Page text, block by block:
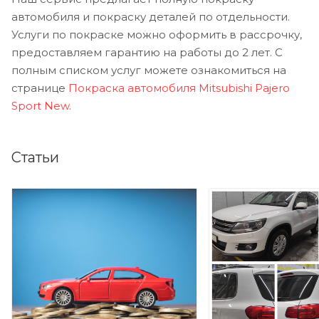
автомобиля и покраску деталей по отдельности.
Услуги по покраске можно оформить в рассрочку,
предоставляем гарантию на работы до 2 лет. С
полным списком услуг можете ознакомиться на
странице Покраска автомобиля Mitsubishi Pajero
Sport New.
Статьи